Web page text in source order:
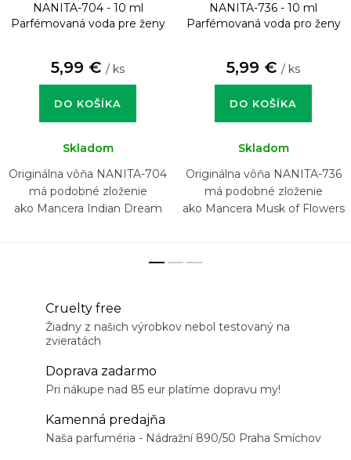
NANITA-704 - 10 ml
Parfémovaná voda pre ženy
5,99 € / ks
DO KOŠÍKA
Skladom
Originálna vôňa NANITA-704
má podobné zloženie
ako Mancera Indian Dream
NANITA-736 - 10 ml
Parfémovaná voda pro ženy
5,99 € / ks
DO KOŠÍKA
Skladom
Originálna vôňa NANITA-736
má podobné zloženie
ako Mancera Musk of Flowers
Cruelty free
Žiadny z našich výrobkov nebol testovaný na
zvieratách
Doprava zadarmo
Pri nákupe nad 85 eur platíme dopravu my!
Kamenná predajňa
Naša parfuméria - Nádražní 890/50 Praha Smíchov